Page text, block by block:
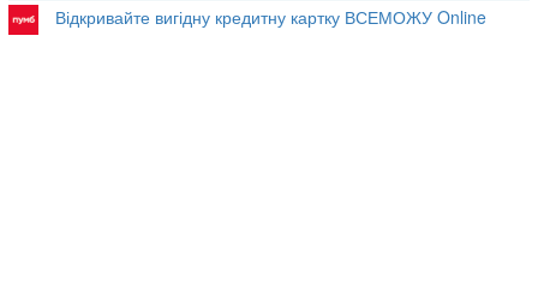
Відкривайте вигідну кредитну картку ВСЕМОЖУ Online